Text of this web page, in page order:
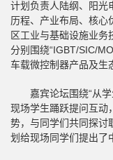
计划负责人陆纲、阳光
历程、产业布局、核心
区工业与基础设施业务
分别围绕“IGBT/SIC/
车载微控制器产品及生
嘉宾论坛围绕“从
现场学生踊跃提问互动
势，与同学们共同探讨
划给现场同学们提出了